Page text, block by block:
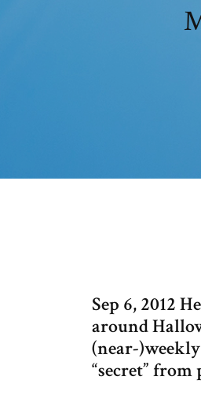
Sep 6, 2012
around
(near-
“secret” from